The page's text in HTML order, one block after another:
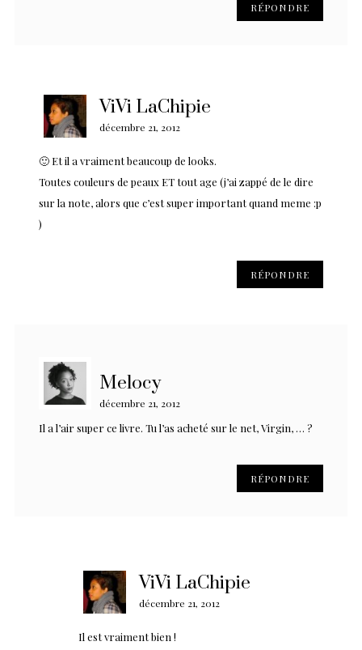
RÉPONDRE
ViVi LaChipie
décembre 21, 2012
🙂 Et il a vraiment beaucoup de looks.
Toutes couleurs de peaux ET tout age (j’ai zappé de le dire
sur la note, alors que c’est super important quand meme :p
)
RÉPONDRE
Melocy
décembre 21, 2012
Il a l’air super ce livre. Tu l’as acheté sur le net, Virgin, … ?
RÉPONDRE
ViVi LaChipie
décembre 21, 2012
Il est vraiment bien !